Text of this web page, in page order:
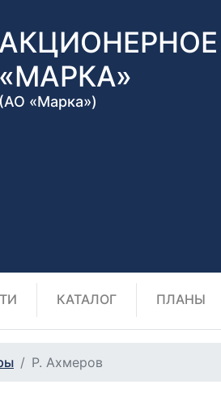
«МАРКА»
(АО «Марка»)
КАТАЛОГ ПЛАНЫ
Р. Ахмеров